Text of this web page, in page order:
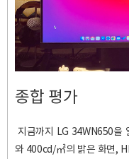
종합 평가
지금까지 LG 34WN650을
와 400cd/㎡의 밝은 화면,